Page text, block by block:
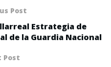
Post
Estrategia de
de la Guardia Nacional
Post